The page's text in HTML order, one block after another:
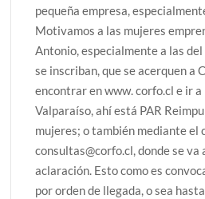
pequeña empresa,
Motivamos a las mujeres
Antonio, especialmente a las
se inscriban, que se acerquen a
encontrar en www. corfo.cl e ir a
Valparaíso, ahí está PAR
mujeres; o también mediante el
consultas@corfo.cl, donde se va
aclaración. Esto como es
por orden de llegada, o sea